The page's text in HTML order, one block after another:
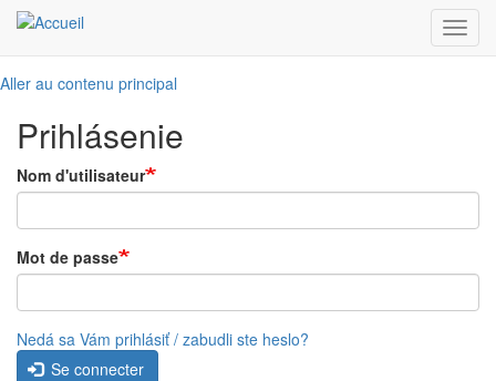
Aller au contenu principal
Prihlásenie
Nom d'utilisateur
Mot de passe
Nedá sa Vám prihlásiť / zabudli ste heslo?
Se connecter